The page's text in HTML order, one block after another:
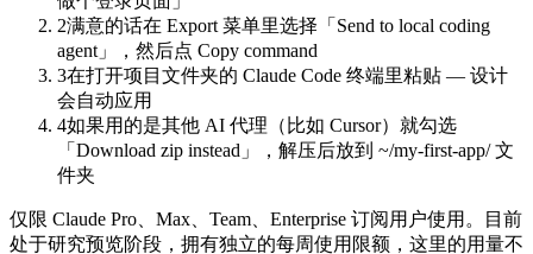
2满意的话在 Export 菜单里选择「Send to local coding
agent」，然后点 Copy command
3在打开项目文件夹的 Claude Code 终端里粘贴 — 设计
会自动应用
4如果用的是其他 AI 代理（比如 Cursor）就勾选
「Download zip instead」，解压后放到 ~/my-first-app/ 文
件夹
仅限 Claude Pro、Max、Team、Enterprise 订阅用户使用。目前
处于研究预览阶段，拥有独立的每周使用限额，这里的用量不